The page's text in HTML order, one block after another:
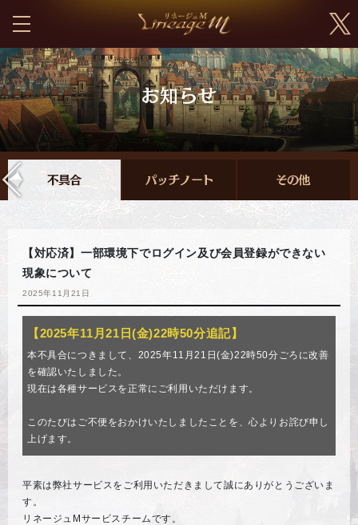
【対応済】一部環境下でログイン及び会員登録ができない
現象について
2025年11月21日
【2025年11月21日(金)22時50分追記】
本不具合につきまして、2025年11月21日(金)22時50分ごろに改善
を確認いたしました。
現在は各種サービスを正常にご利用いただけます。
このたびはご不便をおかけいたしましたことを、心よりお詫び申し
上げます。
平素は弊社サービスをご利用いただきまして誠にありがとうございま
す。
リネージュMサービスチームです。